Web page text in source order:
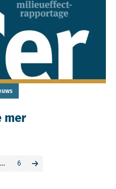
mer
… 6
Ga naar de volgende